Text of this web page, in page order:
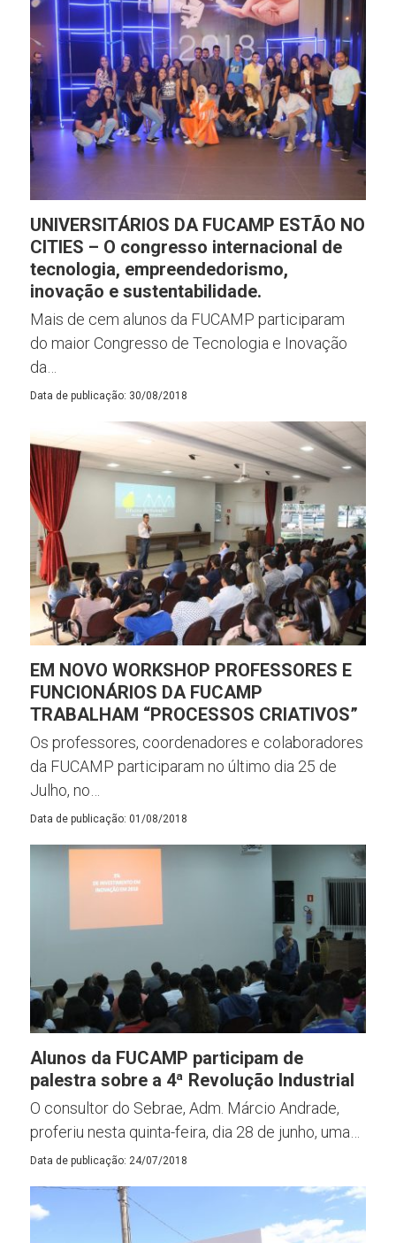
UNIVERSITÁRIOS DA FUCAMP ESTÃO NO
CITIES – O congresso internacional de
tecnologia, empreendedorismo,
inovação e sustentabilidade.
Mais de cem alunos da FUCAMP participaram
do maior Congresso de Tecnologia e Inovação
da…
Data de publicação: 30/08/2018
EM NOVO WORKSHOP PROFESSORES E
FUNCIONÁRIOS DA FUCAMP
TRABALHAM “PROCESSOS CRIATIVOS”
Os professores, coordenadores e colaboradores
da FUCAMP participaram no último dia 25 de
Julho, no…
Data de publicação: 01/08/2018
Alunos da FUCAMP participam de
palestra sobre a 4ª Revolução Industrial
O consultor do Sebrae, Adm. Márcio Andrade,
proferiu nesta quinta-feira, dia 28 de junho, uma…
Data de publicação: 24/07/2018